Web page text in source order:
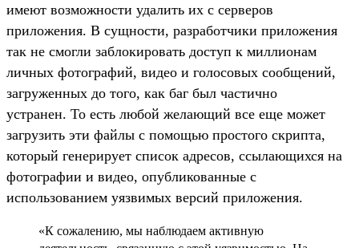
имеют возможности удалить их с серверов
приложения. В сущности, разработчики приложения
так не смогли заблокировать доступ к миллионам
личных фотографий, видео и голосовых сообщений,
загруженных до того, как баг был частично
устранен. То есть любой желающий все еще может
загрузить эти файлы с помощью простого скрипта,
который генерирует список адресов, ссылающихся на
фотографии и видео, опубликованные с
использованием уязвимых версий приложения.
«К сожалению, мы наблюдаем активную